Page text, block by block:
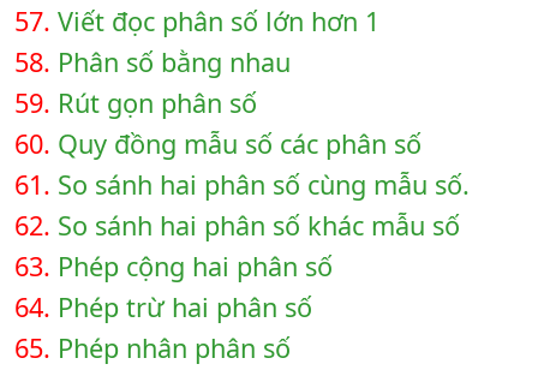
57. Viết đọc phân số lớn hơn 1
58. Phân số bằng nhau
59. Rút gọn phân số
60. Quy đồng mẫu số các phân số
61. So sánh hai phân số cùng mẫu số.
62. So sánh hai phân số khác mẫu số
63. Phép cộng hai phân số
64. Phép trừ hai phân số
65. Phép nhân phân số